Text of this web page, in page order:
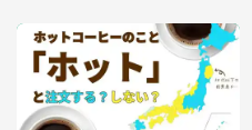
「○○がない街に
人驚がく 何が存
「修学旅行に途中